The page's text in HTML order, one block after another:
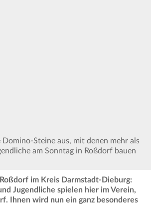
Domino-Steine aus, mit denen mehr als
am Sonntag in Roßdorf bauen
im Kreis Darmstadt-Dieburg:
Jugendliche spielen hier im Verein,
Ihnen wird nun ein ganz besonderes